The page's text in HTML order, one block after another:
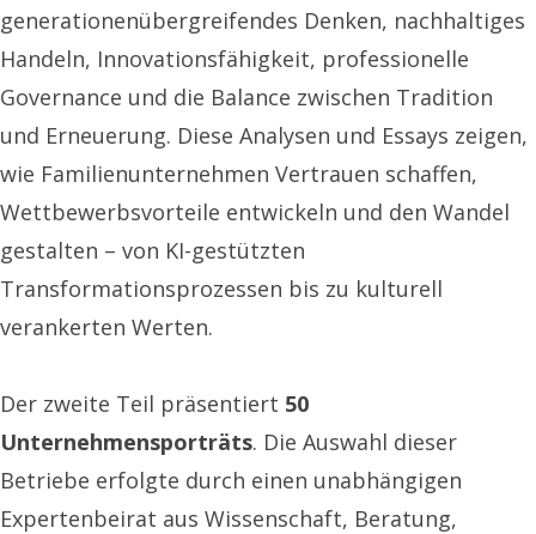
generationenübergreifendes Denken, nachhaltiges
Handeln, Innovationsfähigkeit, professionelle
Governance und die Balance zwischen Tradition
und Erneuerung. Diese Analysen und Essays zeigen,
wie Familienunternehmen Vertrauen schaffen,
Wettbewerbsvorteile entwickeln und den Wandel
gestalten – von KI-gestützten
Transformationsprozessen bis zu kulturell
verankerten Werten.
Der zweite Teil präsentiert 50
Unternehmensporträts. Die Auswahl dieser
Betriebe erfolgte durch einen unabhängigen
Expertenbeirat aus Wissenschaft, Beratung,